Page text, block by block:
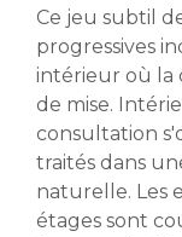
Ce jeu subtil
progressives
intérieur où la
de mise.
consultation
traités dans
naturelle. Les
étages sont